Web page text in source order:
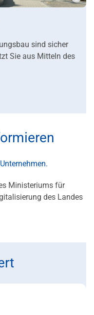
sind sicher
Sie aus Mitteln des
Ministeriums für
des Landes